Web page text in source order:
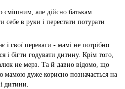
але дійсно батькам
себе в руки і перестати потурати
і свої переваги - мамі не потрібно
і бігти годувати дитину. Крім того,
не мерз. Та й давно відомо, що
мамою дуже корисно позначається на
дитини.